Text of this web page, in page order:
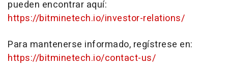
pueden encontrar aquí:
https://bitminetech.io/investor-relations/
Para mantenerse informado, regístrese en:
https://bitminetech.io/contact-us/